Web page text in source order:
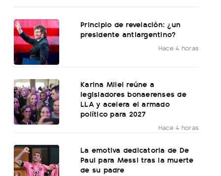
Principio de revelación: ¿un
presidente antiargentino?
Hace 4 horas
Karina Milei reúne a
legisladores bonaerenses de
LLA y acelera el armado
político para 2027
Hace 4 horas
La emotiva dedicatoria de De
Paul para Messi tras la muerte
de su padre